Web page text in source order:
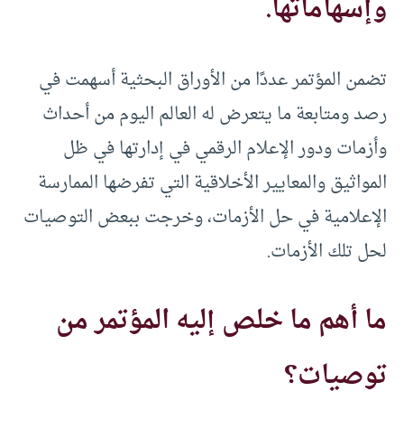
وإسهاماتها.
تضمن المؤتمر عددًا من الأوراق البحثية أسهمت في
رصد ومتابعة ما يتعرض له العالم اليوم من أحداث
وأزمات ودور الإعلام الرقمي في إدارتها في ظل
المواثيق والمعايير الأخلاقية التي تفرضها الممارسة
الإعلامية في حل الأزمات، وخرجت ببعض التوصيات
لحل تلك الأزمات.
ما أهم ما خلص إليه المؤتمر من
توصيات؟